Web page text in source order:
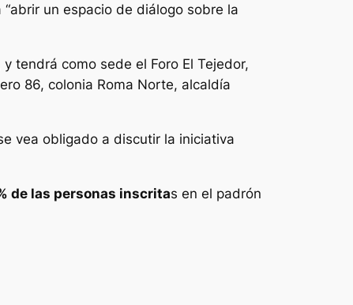
un espacio de diálogo sobre la
tendrá como sede el Foro El Tejedor,
86, colonia Roma Norte, alcaldía
vea obligado a discutir la iniciativa
de las personas inscritas en el padrón